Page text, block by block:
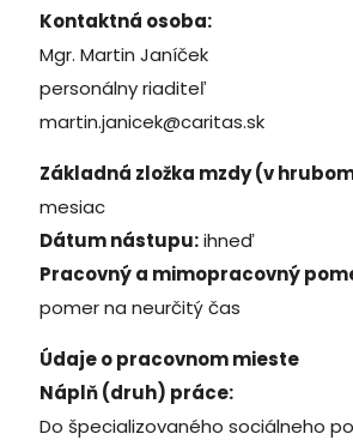
Kontaktná osoba:
Mgr. Martin Janíček
personálny riaditeľ
martin.janicek@caritas.sk
Základná zložka mzdy (v
mesiac
Dátum nástupu:ihneď
Pracovný a mimopracovný
pomer na neurčitý čas
Údaje o pracovnom mieste
Náplň (druh) práce:
Do špecializovaného sociálneho